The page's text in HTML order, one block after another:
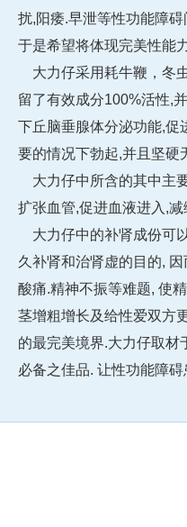
扰,阳痿.早泄等性功能障
于是希望将体现完美性能
大力仔采用耗牛鞭，冬
留了有效成分100%活性,
下丘脑垂腺体分泌功能,促
要的情况下勃起,并且坚硬
大力仔中所含的其中主
扩张血管,促进血液进入,
大力仔中的补肾成份可
久补肾和治肾虚的目的,
酸痛.精神不振等难题, 使
茎增粗增长及给性爱双方
的最完美境界.大力仔取材
必备之佳品. 让性功能障